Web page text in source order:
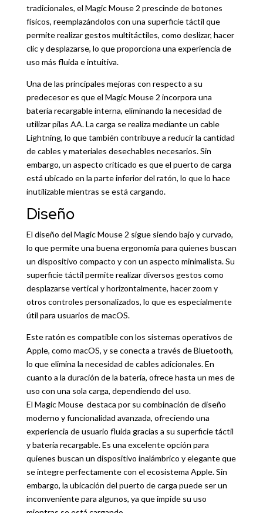
tradicionales, el Magic Mouse 2 prescinde de botones
físicos, reemplazándolos con una superficie táctil que
permite realizar gestos multitáctiles, como deslizar, hacer
clic y desplazarse, lo que proporciona una experiencia de
uso más fluida e intuitiva.
Una de las principales mejoras con respecto a su
predecesor es que el Magic Mouse 2 incorpora una
batería recargable interna, eliminando la necesidad de
utilizar pilas AA. La carga se realiza mediante un cable
Lightning, lo que también contribuye a reducir la cantidad
de cables y materiales desechables necesarios. Sin
embargo, un aspecto criticado es que el puerto de carga
está ubicado en la parte inferior del ratón, lo que lo hace
inutilizable mientras se está cargando.
Diseño
El diseño del Magic Mouse 2 sigue siendo bajo y curvado,
lo que permite una buena ergonomía para quienes buscan
un dispositivo compacto y con un aspecto minimalista. Su
superficie táctil permite realizar diversos gestos como
desplazarse vertical y horizontalmente, hacer zoom y
otros controles personalizados, lo que es especialmente
útil para usuarios de macOS.
Este ratón es compatible con los sistemas operativos de
Apple, como macOS, y se conecta a través de Bluetooth,
lo que elimina la necesidad de cables adicionales. En
cuanto a la duración de la batería, ofrece hasta un mes de
uso con una sola carga, dependiendo del uso.
El Magic Mouse destaca por su combinación de diseño
moderno y funcionalidad avanzada, ofreciendo una
experiencia de usuario fluida gracias a su superficie táctil
y batería recargable. Es una excelente opción para
quienes buscan un dispositivo inalámbrico y elegante que
se integre perfectamente con el ecosistema Apple. Sin
embargo, la ubicación del puerto de carga puede ser un
inconveniente para algunos, ya que impide su uso